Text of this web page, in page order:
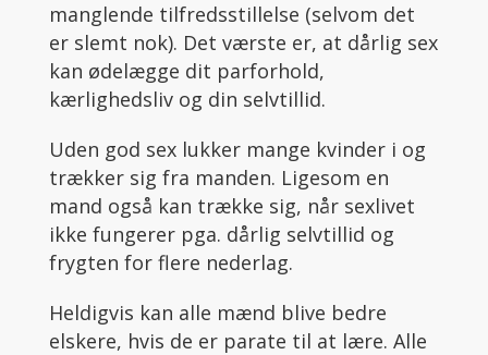
manglende tilfredsstillelse (selvom det
er slemt nok). Det værste er, at dårlig sex
kan ødelægge dit parforhold,
kærlighedsliv og din selvtillid.
Uden god sex lukker mange kvinder i og
trækker sig fra manden. Ligesom en
mand også kan trække sig, når sexlivet
ikke fungerer pga. dårlig selvtillid og
frygten for flere nederlag.
Heldigvis kan alle mænd blive bedre
elskere, hvis de er parate til at lære. Alle